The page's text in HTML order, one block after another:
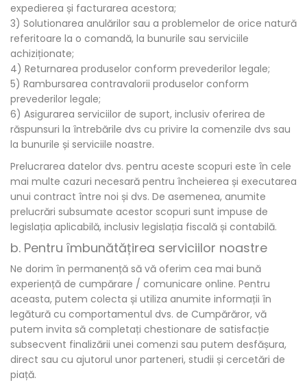
expedierea și facturarea acestora;
3) Solutionarea anulărilor sau a problemelor de orice natură
referitoare la o comandă, la bunurile sau serviciile
achiziționate;
4) Returnarea produselor conform prevederilor legale;
5) Rambursarea contravalorii produselor conform
prevederilor legale;
6) Asigurarea serviciilor de suport, inclusiv oferirea de
răspunsuri la întrebările dvs cu privire la comenzile dvs sau
la bunurile și serviciile noastre.
Prelucrarea datelor dvs. pentru aceste scopuri este în cele
mai multe cazuri necesară pentru încheierea și executarea
unui contract între noi și dvs. De asemenea, anumite
prelucrări subsumate acestor scopuri sunt impuse de
legislația aplicabilă, inclusiv legislația fiscală și contabilă.
b. Pentru îmbunătățirea serviciilor noastre
Ne dorim în permanență să vă oferim cea mai bună
experiență de cumpărare / comunicare online. Pentru
aceasta, putem colecta și utiliza anumite informații în
legătură cu comportamentul dvs. de Cumpărăror, vă
putem invita să completați chestionare de satisfacție
subsecvent finalizării unei comenzi sau putem desfășura,
direct sau cu ajutorul unor parteneri, studii și cercetări de
piață.